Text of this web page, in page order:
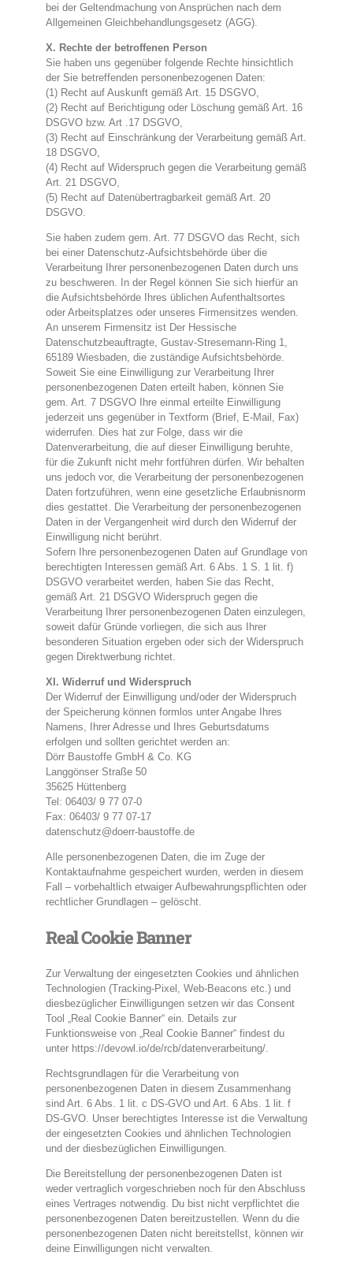
bei der Geltendmachung von Ansprüchen nach dem
Allgemeinen Gleichbehandlungsgesetz (AGG).
X. Rechte der betroffenen Person
Sie haben uns gegenüber folgende Rechte hinsichtlich
der Sie betreffenden personenbezogenen Daten:
(1) Recht auf Auskunft gemäß Art. 15 DSGVO,
(2) Recht auf Berichtigung oder Löschung gemäß Art. 16
DSGVO bzw. Art .17 DSGVO,
(3) Recht auf Einschränkung der Verarbeitung gemäß Art.
18 DSGVO,
(4) Recht auf Widerspruch gegen die Verarbeitung gemäß
Art. 21 DSGVO,
(5) Recht auf Datenübertragbarkeit gemäß Art. 20
DSGVO.
Sie haben zudem gem. Art. 77 DSGVO das Recht, sich
bei einer Datenschutz-Aufsichtsbehörde über die
Verarbeitung Ihrer personenbezogenen Daten durch uns
zu beschweren. In der Regel können Sie sich hierfür an
die Aufsichtsbehörde Ihres üblichen Aufenthaltsortes
oder Arbeitsplatzes oder unseres Firmensitzes wenden.
An unserem Firmensitz ist Der Hessische
Datenschutzbeauftragte, Gustav-Stresemann-Ring 1,
65189 Wiesbaden, die zuständige Aufsichtsbehörde.
Soweit Sie eine Einwilligung zur Verarbeitung Ihrer
personenbezogenen Daten erteilt haben, können Sie
gem. Art. 7 DSGVO Ihre einmal erteilte Einwilligung
jederzeit uns gegenüber in Textform (Brief, E-Mail, Fax)
widerrufen. Dies hat zur Folge, dass wir die
Datenverarbeitung, die auf dieser Einwilligung beruhte,
für die Zukunft nicht mehr fortführen dürfen. Wir behalten
uns jedoch vor, die Verarbeitung der personenbezogenen
Daten fortzuführen, wenn eine gesetzliche Erlaubnisnorm
dies gestattet. Die Verarbeitung der personenbezogenen
Daten in der Vergangenheit wird durch den Widerruf der
Einwilligung nicht berührt.
Sofern Ihre personenbezogenen Daten auf Grundlage von
berechtigten Interessen gemäß Art. 6 Abs. 1 S. 1 lit. f)
DSGVO verarbeitet werden, haben Sie das Recht,
gemäß Art. 21 DSGVO Widerspruch gegen die
Verarbeitung Ihrer personenbezogenen Daten einzulegen,
soweit dafür Gründe vorliegen, die sich aus Ihrer
besonderen Situation ergeben oder sich der Widerspruch
gegen Direktwerbung richtet.
XI. Widerruf und Widerspruch
Der Widerruf der Einwilligung und/oder der Widerspruch
der Speicherung können formlos unter Angabe Ihres
Namens, Ihrer Adresse und Ihres Geburtsdatums
erfolgen und sollten gerichtet werden an:
Dörr Baustoffe GmbH & Co. KG
Langgönser Straße 50
35625 Hüttenberg
Tel: 06403/ 9 77 07-0
Fax: 06403/ 9 77 07-17
datenschutz@doerr-baustoffe.de
Alle personenbezogenen Daten, die im Zuge der
Kontaktaufnahme gespeichert wurden, werden in diesem
Fall – vorbehaltlich etwaiger Aufbewahrungspflichten oder
rechtlicher Grundlagen – gelöscht.
Real Cookie Banner
Zur Verwaltung der eingesetzten Cookies und ähnlichen
Technologien (Tracking-Pixel, Web-Beacons etc.) und
diesbezüglicher Einwilligungen setzen wir das Consent
Tool „Real Cookie Banner“ ein. Details zur
Funktionsweise von „Real Cookie Banner“ findest du
unter https://devowl.io/de/rcb/datenverarbeitung/.
Rechtsgrundlagen für die Verarbeitung von
personenbezogenen Daten in diesem Zusammenhang
sind Art. 6 Abs. 1 lit. c DS-GVO und Art. 6 Abs. 1 lit. f
DS-GVO. Unser berechtigtes Interesse ist die Verwaltung
der eingesetzten Cookies und ähnlichen Technologien
und der diesbezüglichen Einwilligungen.
Die Bereitstellung der personenbezogenen Daten ist
weder vertraglich vorgeschrieben noch für den Abschluss
eines Vertrages notwendig. Du bist nicht verpflichtet die
personenbezogenen Daten bereitzustellen. Wenn du die
personenbezogenen Daten nicht bereitstellst, können wir
deine Einwilligungen nicht verwalten.